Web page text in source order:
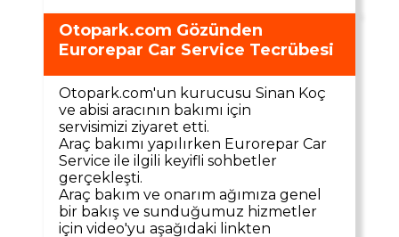
Otopark.com Gözünden
Eurorepar Car Service Tecrübesi
Otopark.com'un kurucusu Sinan Koç
ve abisi aracının bakımı için
servisimizi ziyaret etti.
Araç bakımı yapılırken Eurorepar Car
Service ile ilgili keyifli sohbetler
gerçekleşti.
Araç bakım ve onarım ağımıza genel
bir bakış ve sunduğumuz hizmetler
için video'yu aşağıdaki linkten